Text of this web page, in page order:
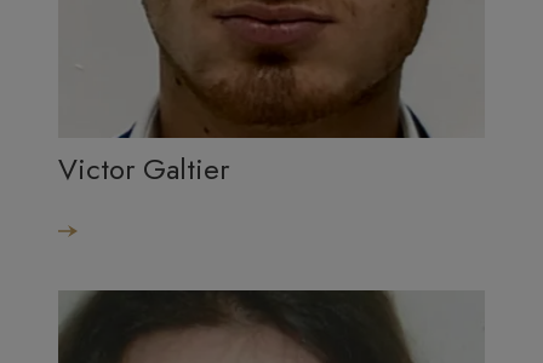
Victor Galtier